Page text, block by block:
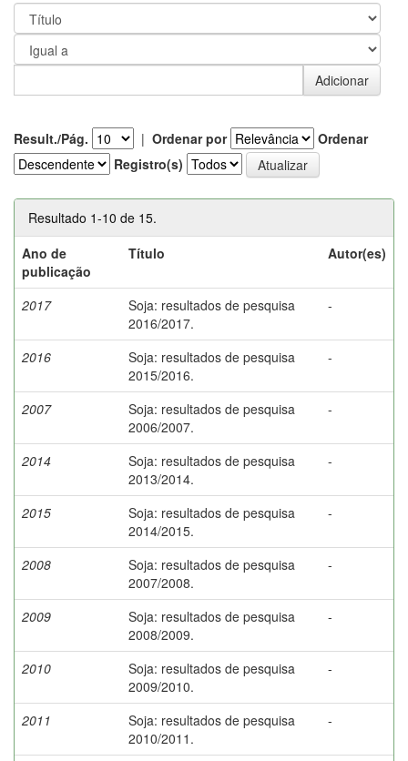
Result./Pág. | Ordenar por
Ordenar
Registro(s)
Resultado 1-10 de 15.
Ano de
publicação
Título Autor(es)
2017
Soja: resultados de pesquisa
2016/2017.
-
2016
Soja: resultados de pesquisa
2015/2016.
-
2007
Soja: resultados de pesquisa
2006/2007.
-
2014
Soja: resultados de pesquisa
2013/2014.
-
2015
Soja: resultados de pesquisa
2014/2015.
-
2008
Soja: resultados de pesquisa
2007/2008.
-
2009
Soja: resultados de pesquisa
2008/2009.
-
2010
Soja: resultados de pesquisa
2009/2010.
-
2011
Soja: resultados de pesquisa
2010/2011.
-